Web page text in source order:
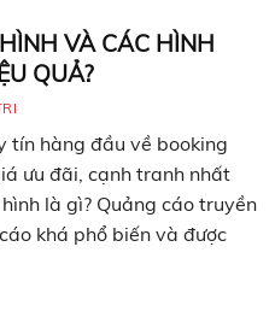
VÀ CÁC HÌNH
QUẢ?
tín hàng đầu về booking
ưu đãi, cạnh tranh nhất
là gì? Quảng cáo truyền
khá phổ biến và được